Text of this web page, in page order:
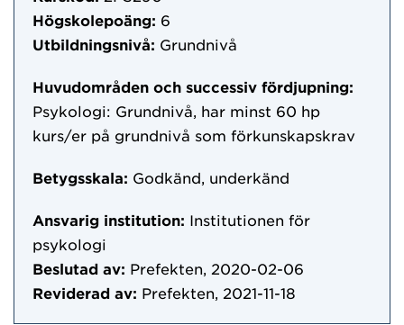
Högskolepoäng: 6
Utbildningsnivå: Grundnivå
Huvudområden och successiv fördjupning:
Psykologi: Grundnivå, har minst 60 hp
kurs/er på grundnivå som förkunskapskrav
Betygsskala: Godkänd, underkänd
Ansvarig institution: Institutionen för
psykologi
Beslutad av: Prefekten, 2020-02-06
Reviderad av: Prefekten, 2021-11-18